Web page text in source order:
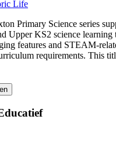
Life
Primary Science series
Upper KS2 science
features and STEAM-
requirements. This